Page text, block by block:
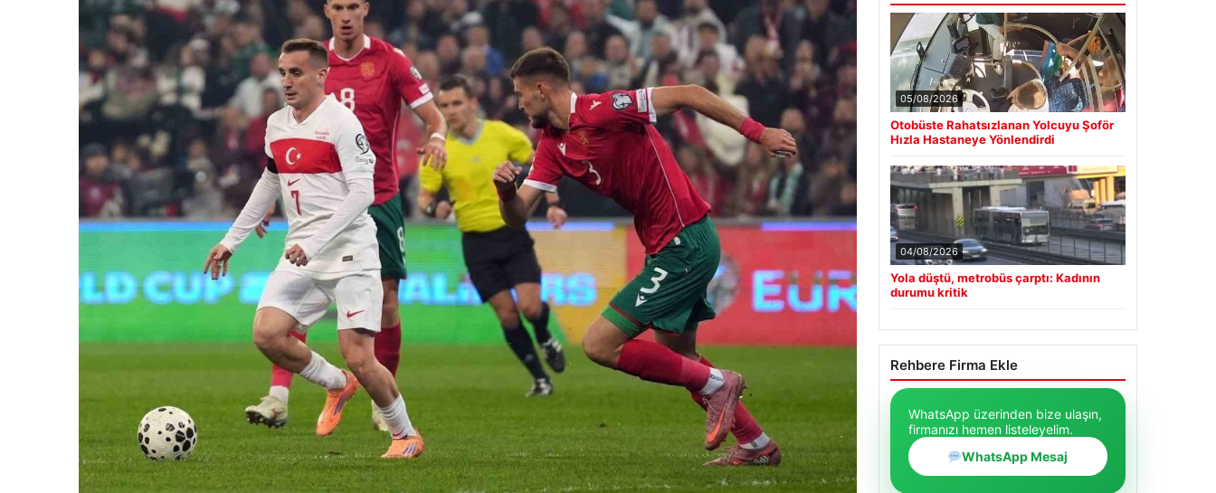
05/08/2026
Otobüste Rahatsızlanan Yolcuyu Şoför
Hızla Hastaneye Yönlendirdi
04/08/2026
Yola düştü, metrobüs çarptı: Kadının
durumu kritik
Rehbere Firma Ekle
WhatsApp üzerinden bize ulaşın,
firmanızı hemen listeleyelim.
WhatsApp Mesaj